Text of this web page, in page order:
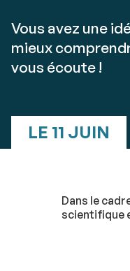
Vous avez une
mieux
vous écoute !
LE 11 JUIN
Dans le
scientifique